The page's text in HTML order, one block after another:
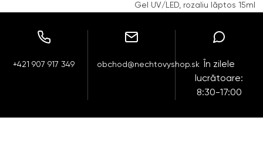
Gel UV/LED, rozaliu lăptos 15ml
+421 907 917 349 obchod@nechtovyshop.sk
În zilele
lucrătoare:
8:30-17:00